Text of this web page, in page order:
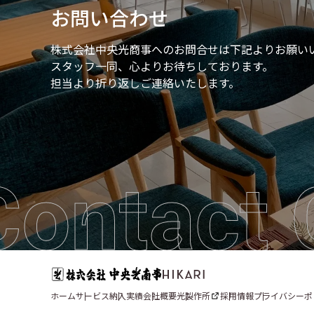
お問い合わせ
株式会社中央光商事へのお問合せは下記よりお願い
スタッフ一同、心よりお待ちしております。
担当より折り返しご連絡いたします。
ホームサービス納入実績会社概要光製作所 採用情報プライバシー